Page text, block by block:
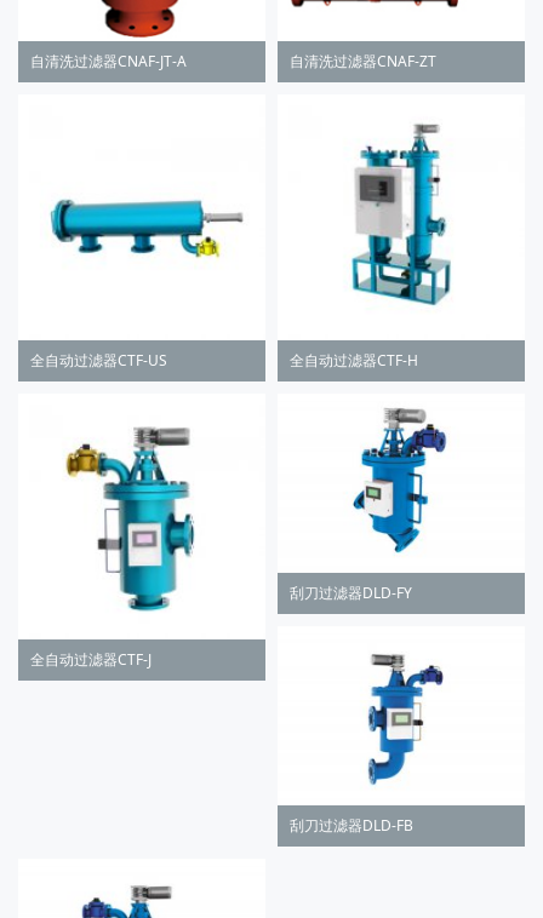
自清洗过滤器CNAF-JT-A 自清洗过滤器CNAF-ZT
全自动过滤器CTF-US 全自动过滤器CTF-H
全自动过滤器CTF-J
刮刀过滤器DLD-FY
刮刀过滤器DLD-FB